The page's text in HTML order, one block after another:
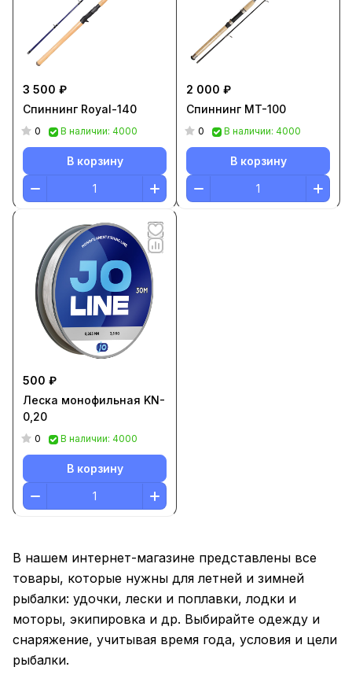
3 500 ₽
Спиннинг Royal-140
0 В наличии: 4000
В корзину
2 000 ₽
Спиннинг MT-100
0 В наличии: 4000
В корзину
500 ₽
Леска монофильная KN-
0,20
0 В наличии: 4000
В корзину
В нашем интернет-магазине представлены все
товары, которые нужны для летней и зимней
рыбалки: удочки, лески и поплавки, лодки и
моторы, экипировка и др. Выбирайте одежду и
снаряжение, учитывая время года, условия и цели
рыбалки.